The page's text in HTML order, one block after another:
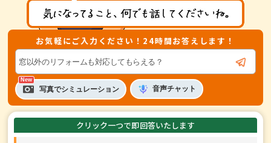
お気軽にご入力ください！24時間お答えします！
写真でシミュレーション 音声チャット